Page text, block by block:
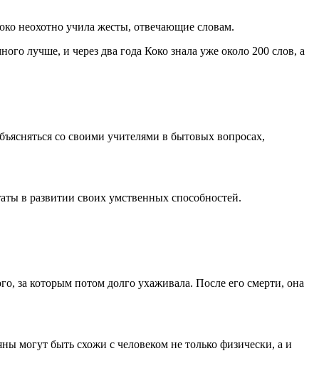
неохотно учила жесты, отвечающие словам.
лучше, и через два года Коко знала уже около 200 слов, а
со своими учителями в бытовых вопросах,
в развитии своих умственных способностей.
за которым потом долго ухаживала. После его смерти, она
могут быть схожи с человеком не только физически, а и